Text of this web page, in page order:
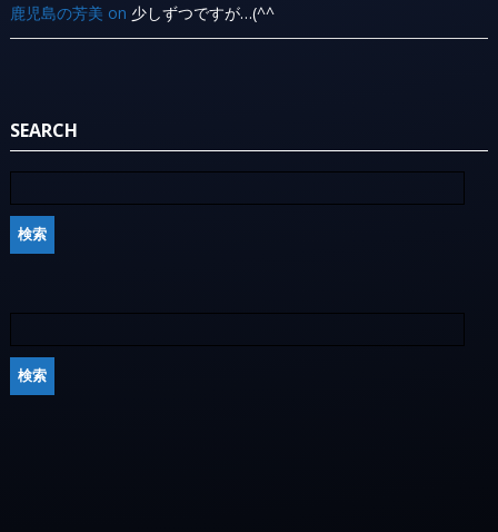
鹿児島の芳美 on 少しずつですが…(^^ ゞ
SEARCH